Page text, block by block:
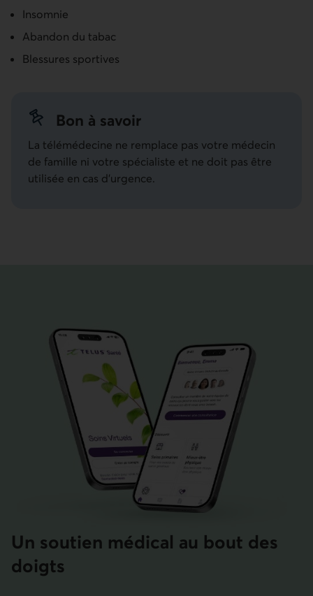
Insomnie
Abandon du tabac
Blessures sportives
Bon à savoir
La télémédecine ne remplace pas votre médecin
de famille ni votre spécialiste et ne doit pas être
utilisée en cas d’urgence.
Un soutien médical au bout des
doigts